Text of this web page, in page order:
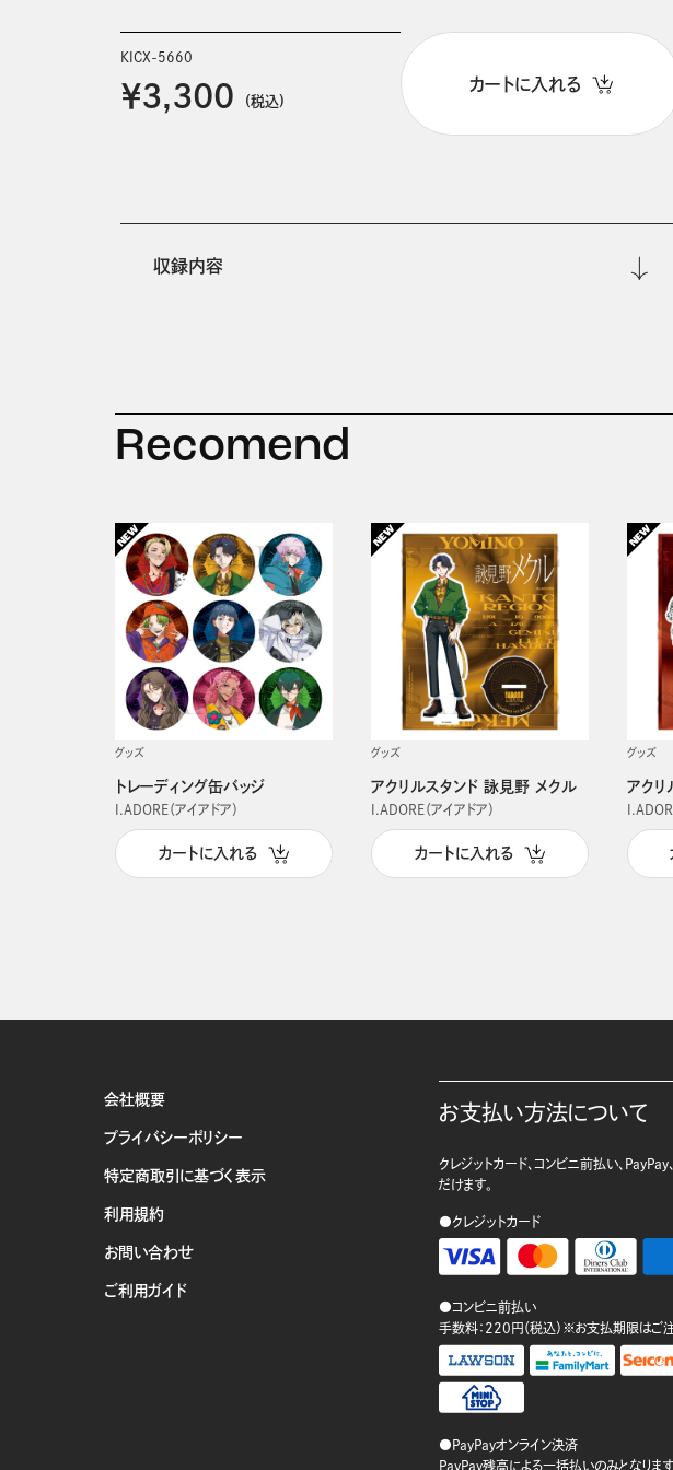
KICX-5660
￥3,300 (税込)
カートに入れる
収録内容
Recomend
グッズ
トレーディング缶バッジ
I.ADORE（アイアドア）
カートに入れる
グッズ
アクリルスタンド 詠見野 メクル
I.ADORE（アイアドア）
カートに入れる
グッズ
アクリ
会社概要
プライバシーポリシー
特定商取引に基づく表示
利用規約
お問い合わせ
ご利用ガイド
お支払い方法について
クレジットカード、コンビニ前払い、
だけます。
●クレジットカード
●コンビニ前払い
手数料：220円（税込）※お支払期限はご
●PayPayオンライン決済
PayPay残高による一括払いのみとなります